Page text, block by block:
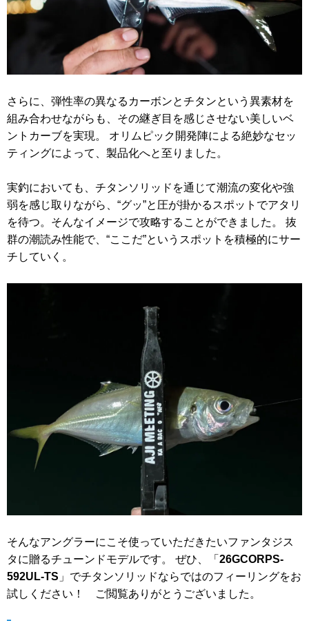
さらに、弾性率の異なるカーボンとチタンという異素材を
組み合わせながらも、その継ぎ目を感じさせない美しいベ
ントカーブを実現。 オリムピック開発陣による絶妙なセッ
ティングによって、製品化へと至りました。
実釣においても、チタンソリッドを通じて潮流の変化や強
弱を感じ取りながら、“グッ”と圧が掛かるスポットでアタリ
を待つ。そんなイメージで攻略することができました。 抜
群の潮読み性能で、“ここだ”というスポットを積極的にサー
チしていく。
そんなアングラーにこそ使っていただきたいファンタジス
タに贈るチューンドモデルです。 ぜひ、「 26GCORPS-
592UL-TS 」でチタンソリッドならではのフィーリングをお
試しください！ ご閲覧ありがとうございました。